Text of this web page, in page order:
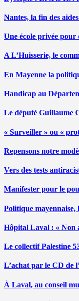
Nantes, la fin des
Une école privée pour
A L’Huisserie, le
En Mayenne la
Handicap au
Le député Guillaume
« Surveiller » ou «
Repensons notre
Vers des tests
Manifester pour le
Politique mayennaise,
Hôpital Laval : « Non
Le collectif Palestine
L’achat par le CD de
À Laval, au conseil